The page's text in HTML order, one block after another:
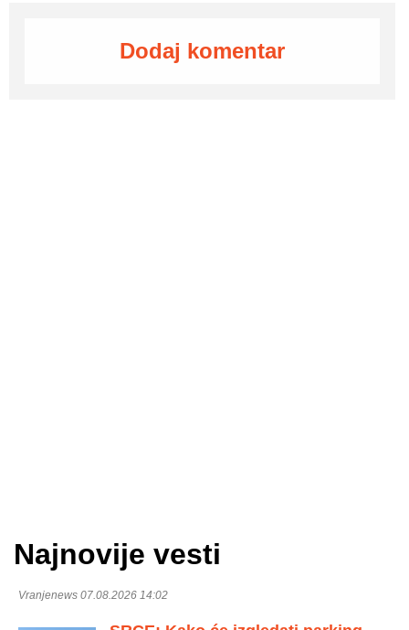
Dodaj komentar
Najnovije vesti
Vranjenews 07.08.2026 14:02